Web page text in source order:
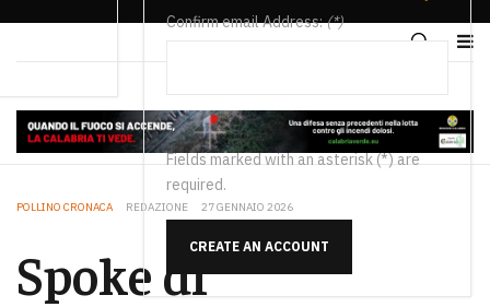
Confirm email Address:(*)
Fields marked with an asterisk (*) are
required.
CREATE AN ACCOUNT
POLLINO CRONACA REDAZIONE 27 GENNAIO 2026
Spoke di